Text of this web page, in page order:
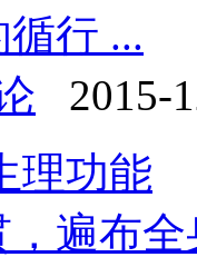
循行 ...
2015-
理功能
遍布